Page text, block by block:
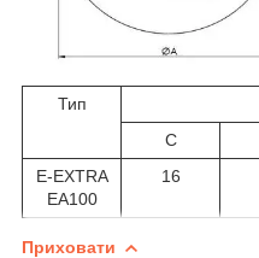
Тип
C
E-EXTRA
EA100
16
Приховати